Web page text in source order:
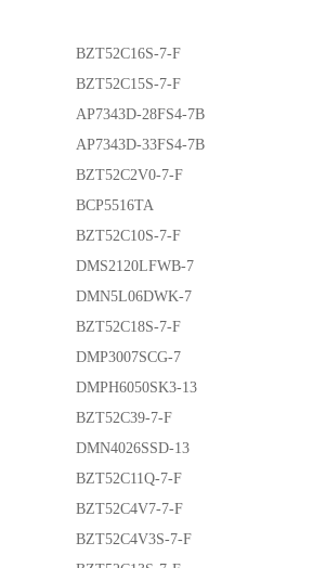
BZT52C16S-7-F
BZT52C15S-7-F
AP7343D-28FS4-7B
AP7343D-33FS4-7B
BZT52C2V0-7-F
BCP5516TA
BZT52C10S-7-F
DMS2120LFWB-7
DMN5L06DWK-7
BZT52C18S-7-F
DMP3007SCG-7
DMPH6050SK3-13
BZT52C39-7-F
DMN4026SSD-13
BZT52C11Q-7-F
BZT52C4V7-7-F
BZT52C4V3S-7-F